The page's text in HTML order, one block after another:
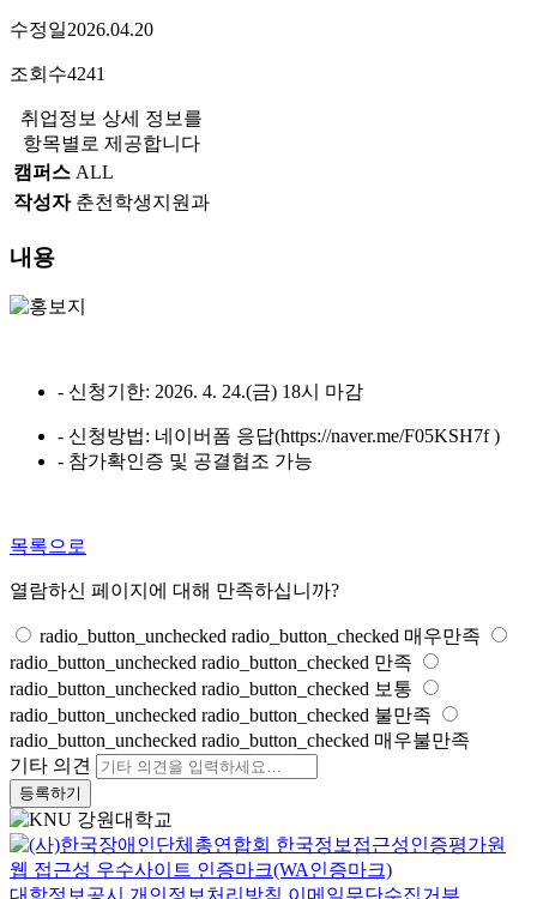
수정일2026.04.20
조회수4241
취업정보 상세 정보를
항목별로 제공합니다
캠퍼스 ALL
작성자 춘천학생지원과
내용
- 신청기한: 2026. 4. 24.(금) 18시 마감
- 신청방법: 네이버폼 응답(https://naver.me/F05KSH7f )
- 참가확인증 및 공결협조 가능
목록으로
열람하신 페이지에 대해 만족하십니까?
radio_button_unchecked radio_button_checked 매우만족
radio_button_unchecked radio_button_checked 만족
radio_button_unchecked radio_button_checked 보통
radio_button_unchecked radio_button_checked 불만족
radio_button_unchecked radio_button_checked 매우불만족
기타 의견
등록하기